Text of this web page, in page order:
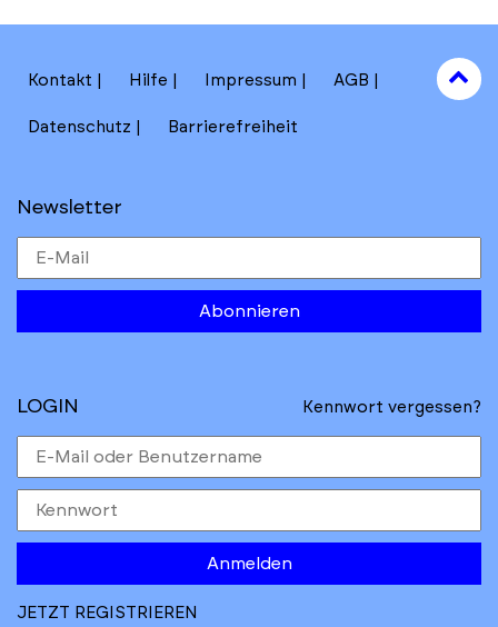
Kontakt Hilfe Impressum AGB
Datenschutz Barrierefreiheit
Newsletter
Abonnieren
to
top
LOGIN Kennwort vergessen?
Anmelden
JETZT REGISTRIEREN